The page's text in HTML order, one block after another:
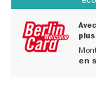
en